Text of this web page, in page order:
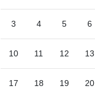
3 4 5 6
10 11 12 13
17 18 19 20